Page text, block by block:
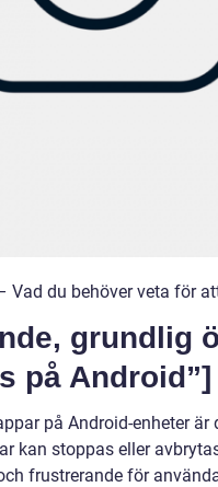
Vad du behöver veta för
grundlig
på Android”]
på Android-enheter
kan stoppas eller
frustrerande för